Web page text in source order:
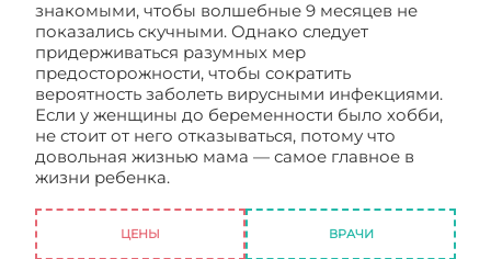
знакомыми, чтобы волшебные 9 месяцев не
показались скучными. Однако следует
придерживаться разумных мер
предосторожности, чтобы сократить
вероятность заболеть вирусными инфекциями.
Если у женщины до беременности было хобби,
не стоит от него отказываться, потому что
довольная жизнью мама — самое главное в
жизни ребенка.
ЦЕНЫ ВРАЧИ